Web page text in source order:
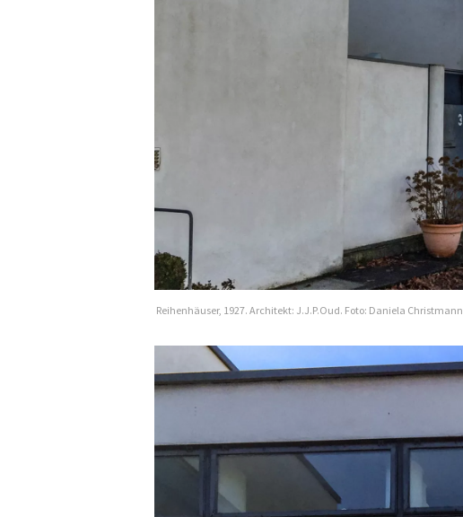
Reihenhäuser, 1927. Architekt: J.J.P.Oud. Foto: Daniela Christmann